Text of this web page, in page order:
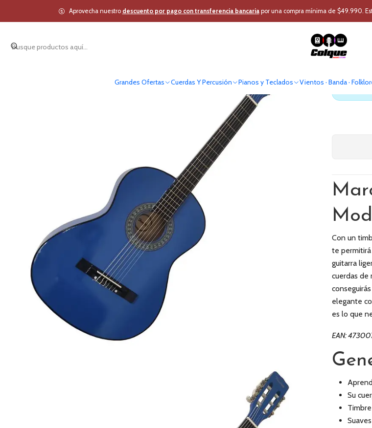
Grandes Ofertas Cuerdas Y Percusión Pianos y Teclados Vientos · Banda ·
Aprovecha nuestro descuento por pago con transferencia bancariapor una compra mínima de $49.990.
Inicio Cuerdas Y Percusión Instrumentos Cuerda Guitarras Acusticas
Con un
te
guitarra
cuerdas de
elegante
es lo que
EAN:
Su